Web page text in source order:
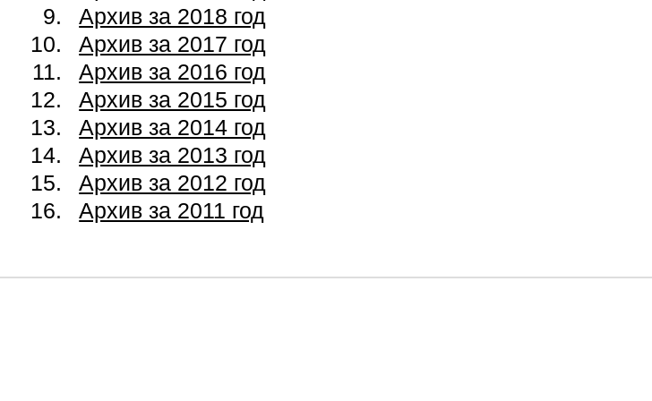
Архив за 2018 год
Архив за 2017 год
Архив за 2016 год
Архив за 2015 год
Архив за 2014 год
Архив за 2013 год
Архив за 2012 год
Архив за 2011 год